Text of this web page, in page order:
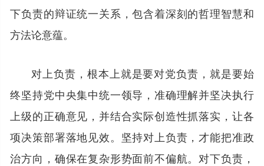
下负责的辩证统一关系，包含着深刻的哲理智慧和
方法论意蕴。
对上负责，根本上就是要对党负责，就是要始
终坚持党中央集中统一领导，准确理解并坚决执行
上级的正确意见，并结合实际创造性抓落实，让各
项决策部署落地见效。坚持对上负责，才能把准政
治方向，确保在复杂形势面前不偏航。对下负责，